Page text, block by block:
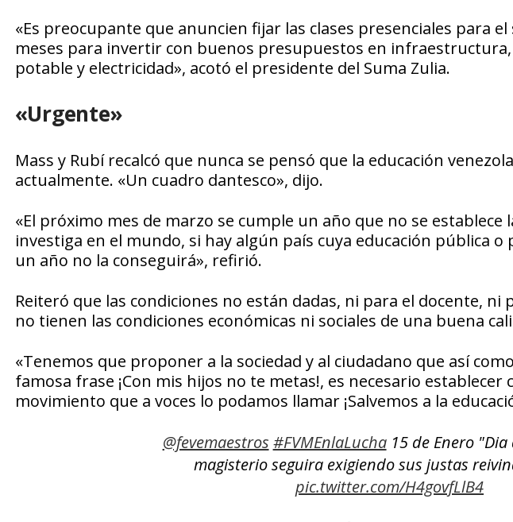
«Es preocupante que anuncien fijar las clases presenciales para
meses para invertir con buenos presupuestos en
potable y electricidad», acotó el presidente del Suma Zulia.
«Urgente»
Mass y Rubí recalcó que nunca se pensó que la educación
actualmente. «Un cuadro dantesco», dijo.
«El próximo mes de marzo se cumple un año que no se establece
investiga en el mundo, si hay algún país cuya educación pública
un año no la conseguirá», refirió.
Reiteró que las condiciones no están dadas, ni para el docente, ni
no tienen las condiciones económicas ni sociales de una buena
«Tenemos que proponer a la sociedad y al ciudadano que así
famosa frase ¡Con mis hijos no te metas!, es necesario establecer
movimiento que a voces lo podamos llamar ¡Salvemos a la
@fevemaestros #FVMEnlaLucha15 de Enero
magisterio seguira exigiendo sus justas
pic.twitter.com/H4govfLlB4